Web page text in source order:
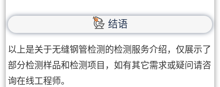
结语
以上是关于无缝钢管检测的检测服务介绍，仅展示了
部分检测样品和检测项目，如有其它需求或疑问请咨
询在线工程师。